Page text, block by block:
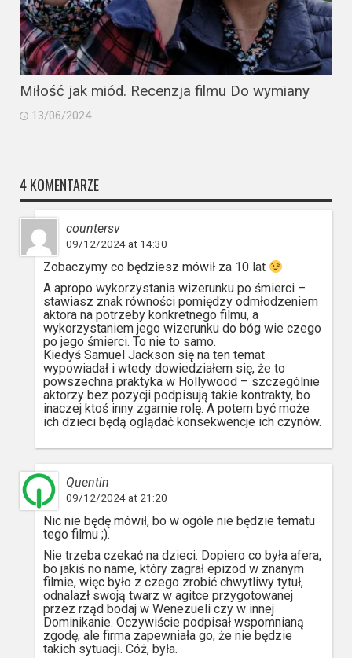
Miłość jak miód. Recenzja filmu Do wymiany
13/06/2024
4 KOMENTARZE
countersv
09/12/2024 at 14:30
Zobaczymy co będziesz mówił za 10 lat
A apropo wykorzystania wizerunku po śmierci –
stawiasz znak równości pomiędzy odmłodzeniem
aktora na potrzeby konkretnego filmu, a
wykorzystaniem jego wizerunku do bóg wie czego
po jego śmierci. To nie to samo.
Kiedyś Samuel Jackson się na ten temat
wypowiadał i wtedy dowiedziałem się, że to
powszechna praktyka w Hollywood – szczególnie
aktorzy bez pozycji podpisują takie kontrakty, bo
inaczej ktoś inny zgarnie rolę. A potem być może
ich dzieci będą oglądać konsekwencje ich czynów.
Quentin
09/12/2024 at 21:20
Nic nie będę mówił, bo w ogóle nie będzie tematu
tego filmu ;).
Nie trzeba czekać na dzieci. Dopiero co była afera,
bo jakiś no name, który zagrał epizod w znanym
filmie, więc było z czego zrobić chwytliwy tytuł,
odnalazł swoją twarz w agitce przygotowanej
przez rząd bodaj w Wenezueli czy w innej
Dominikanie. Oczywiście podpisał wspomnianą
zgodę, ale firma zapewniała go, że nie będzie
takich sytuacji. Cóż, była.